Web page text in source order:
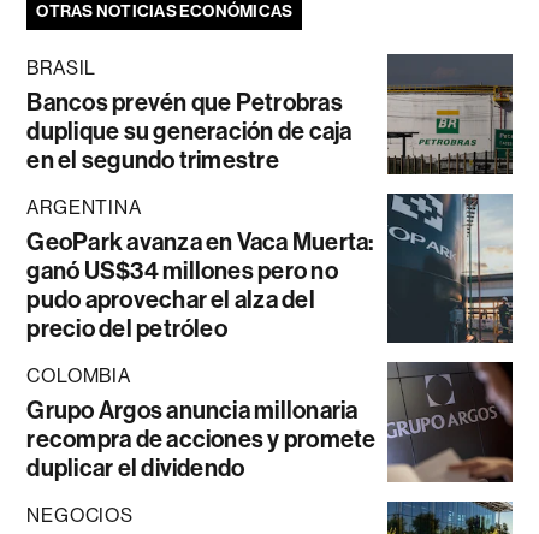
OTRAS NOTICIAS ECONÓMICAS
BRASIL
Bancos prevén que Petrobras
duplique su generación de caja
en el segundo trimestre
ARGENTINA
GeoPark avanza en Vaca Muerta:
ganó US$34 millones pero no
pudo aprovechar el alza del
precio del petróleo
COLOMBIA
Grupo Argos anuncia millonaria
recompra de acciones y promete
duplicar el dividendo
NEGOCIOS